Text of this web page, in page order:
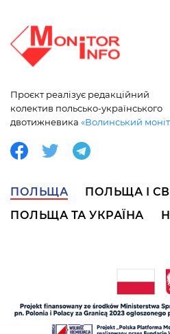
Проєкт реалізує редакційний
колектив польсько-українського
двотижневика «Волинський
ПОЛЬЩА ПОЛЬЩА І
ПОЛЬЩА ТА УКРАЇНА